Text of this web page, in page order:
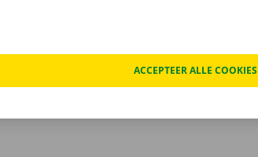
ACCEPTEER ALLE COOKIES